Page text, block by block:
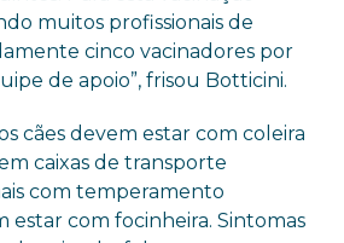
muitos profissionais de
cinco vacinadores por
de apoio”, frisou Botticini.
cães devem estar com coleira
caixas de transporte
com temperamento
estar com focinheira. Sintomas